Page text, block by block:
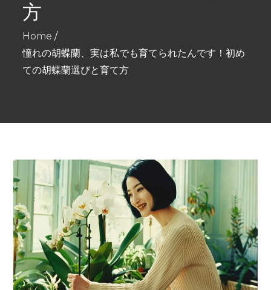
方
Home
憧れの胡蝶蘭、実は私でも育てられたんです！初め
ての胡蝶蘭選びと育て方